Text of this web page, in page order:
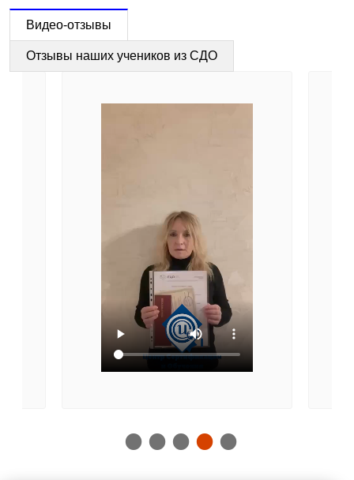
Видео-отзывы
Отзывы наших учеников из СДО